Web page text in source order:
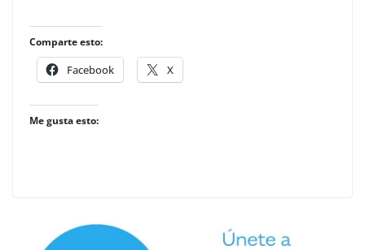
Comparte esto:
Facebook X
Me gusta esto: